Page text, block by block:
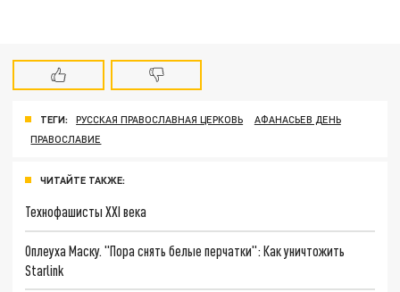
ТЕГИ: РУССКАЯ ПРАВОСЛАВНАЯ ЦЕРКОВЬ
АФАНАСЬЕВ ДЕНЬ
ПРАВОСЛАВИЕ
ЧИТАЙТЕ ТАКЖЕ:
Технофашисты XXI века
Оплеуха Маску. "Пора снять белые перчатки": Как уничтожить
Starlink